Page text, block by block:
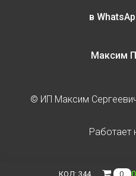
в
Максим
© ИП Максим
Работает
КОД: 344 0